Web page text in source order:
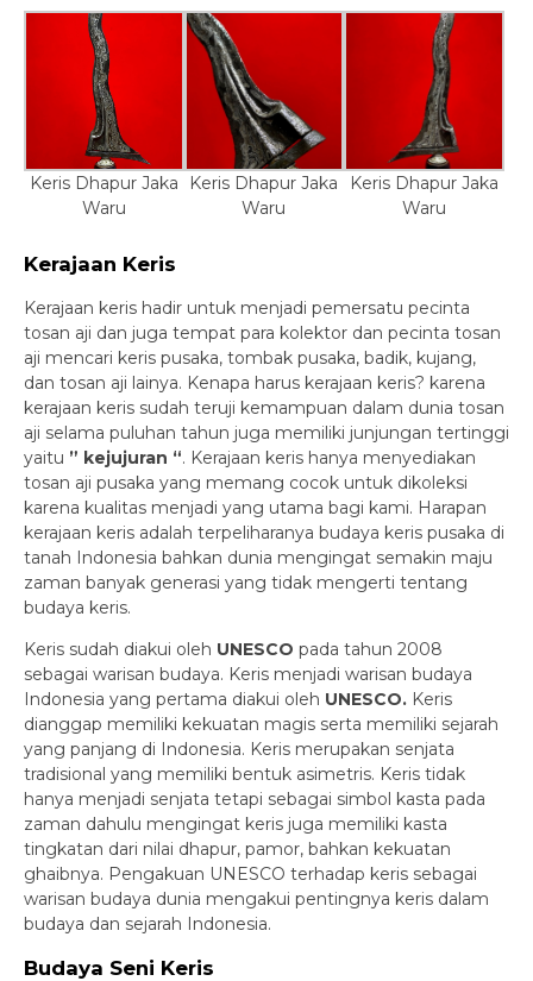
Keris Dhapur Jaka
Waru
Keris Dhapur Jaka
Waru
Keris Dhapur Jaka
Waru
Kerajaan Keris
Kerajaan keris hadir untuk menjadi pemersatu pecinta
tosan aji dan juga tempat para kolektor dan pecinta tosan
aji mencari keris pusaka, tombak pusaka, badik, kujang,
dan tosan aji lainya. Kenapa harus kerajaan keris? karena
kerajaan keris sudah teruji kemampuan dalam dunia tosan
aji selama puluhan tahun juga memiliki junjungan tertinggi
yaitu ” kejujuran “. Kerajaan keris hanya menyediakan
tosan aji pusaka yang memang cocok untuk dikoleksi
karena kualitas menjadi yang utama bagi kami. Harapan
kerajaan keris adalah terpeliharanya budaya keris pusaka di
tanah Indonesia bahkan dunia mengingat semakin maju
zaman banyak generasi yang tidak mengerti tentang
budaya keris.
Keris sudah diakui oleh UNESCO pada tahun 2008
sebagai warisan budaya. Keris menjadi warisan budaya
Indonesia yang pertama diakui oleh UNESCO. Keris
dianggap memiliki kekuatan magis serta memiliki sejarah
yang panjang di Indonesia. Keris merupakan senjata
tradisional yang memiliki bentuk asimetris. Keris tidak
hanya menjadi senjata tetapi sebagai simbol kasta pada
zaman dahulu mengingat keris juga memiliki kasta
tingkatan dari nilai dhapur, pamor, bahkan kekuatan
ghaibnya. Pengakuan UNESCO terhadap keris sebagai
warisan budaya dunia mengakui pentingnya keris dalam
budaya dan sejarah Indonesia.
Budaya Seni Keris